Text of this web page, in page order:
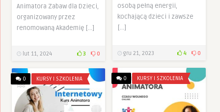
Animatora Zabaw dla Dzieci,
organizowany przez
renomowaną Akademię […]
lut 11, 2024 3 0
osobą pełną energii,
kochającą dzieci i zawsze
[…]
gru 21, 2023 4 0
0 KURSY I SZKOLENIA
0 KURSY I SZKOLENIA